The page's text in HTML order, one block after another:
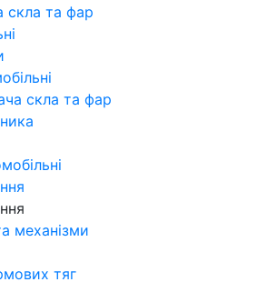
скла та фар
скла та фар
механізми
тяг